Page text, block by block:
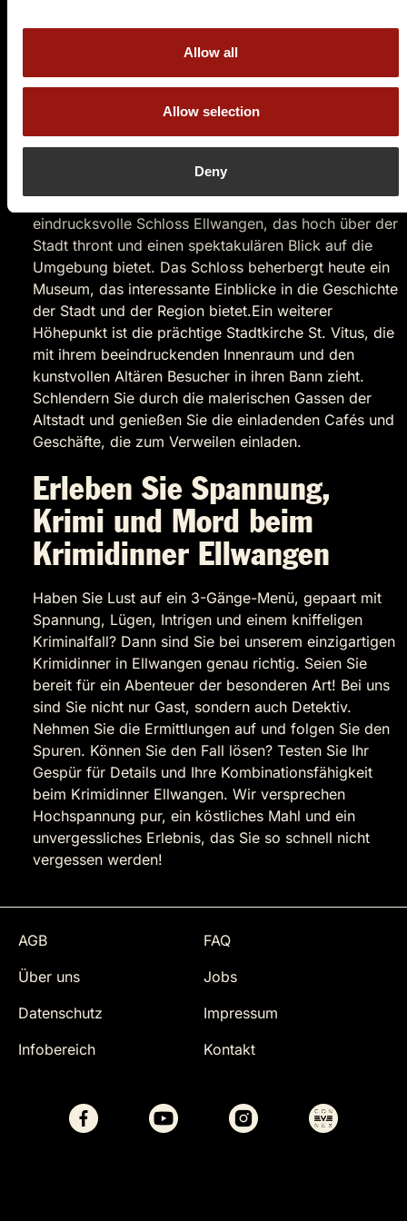
Allow all
Allow selection
Deny
Gebäuden und engen Gassen einen Blick in die
Vergangenheit gewährt.
sehen und zu erleben!
Der historische Mittelpunkt von Ellwangen ist das
eindrucksvolle Schloss Ellwangen, das hoch über der
Stadt thront und einen spektakulären Blick auf die
Umgebung bietet. Das Schloss beherbergt heute ein
Museum, das interessante Einblicke in die Geschichte
der Stadt und der Region bietet.Ein weiterer
Höhepunkt ist die prächtige Stadtkirche St. Vitus, die
mit ihrem beeindruckenden Innenraum und den
kunstvollen Altären Besucher in ihren Bann zieht.
Schlendern Sie durch die malerischen Gassen der
Altstadt und genießen Sie die einladenden Cafés und
Geschäfte, die zum Verweilen einladen.
Erleben Sie Spannung,
Krimi und Mord beim
Krimidinner Ellwangen
Haben Sie Lust auf ein 3-Gänge-Menü, gepaart mit
Spannung, Lügen, Intrigen und einem kniffeligen
Kriminalfall? Dann sind Sie bei unserem einzigartigen
Krimidinner in Ellwangen genau richtig. Seien Sie
bereit für ein Abenteuer der besonderen Art! Bei uns
sind Sie nicht nur Gast, sondern auch Detektiv.
Nehmen Sie die Ermittlungen auf und folgen Sie den
Spuren. Können Sie den Fall lösen? Testen Sie Ihr
Gespür für Details und Ihre Kombinationsfähigkeit
beim Krimidinner Ellwangen. Wir versprechen
Hochspannung pur, ein köstliches Mahl und ein
unvergessliches Erlebnis, das Sie so schnell nicht
vergessen werden!
AGB
FAQ
Über uns
Jobs
Datenschutz
Impressum
Infobereich
Kontakt